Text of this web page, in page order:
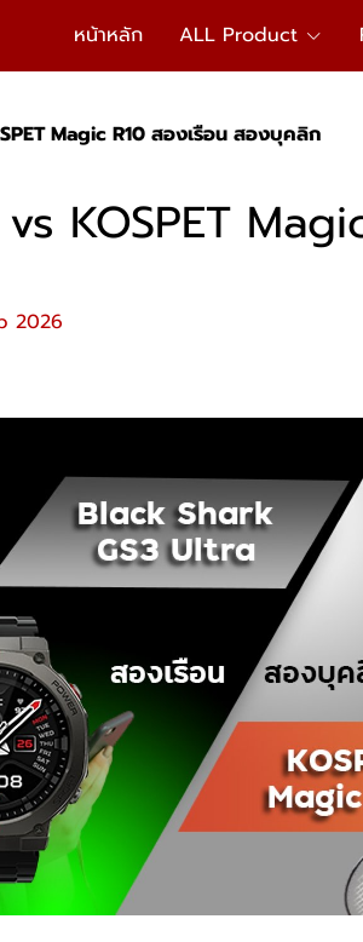
หน้าหลัก ALL Product
Magic R10 สองเรือน สองบุคลิก
KOSPET
2026